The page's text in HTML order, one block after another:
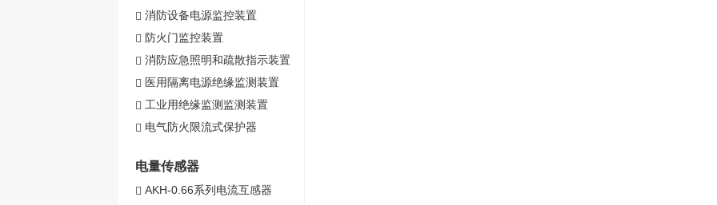
消防设备电源监控装置
防火门监控装置
消防应急照明和疏散指示装置
医用隔离电源绝缘监测装置
工业用绝缘监测监测装置
电气防火限流式保护器
电量传感器
AKH-0.66系列电流互感器